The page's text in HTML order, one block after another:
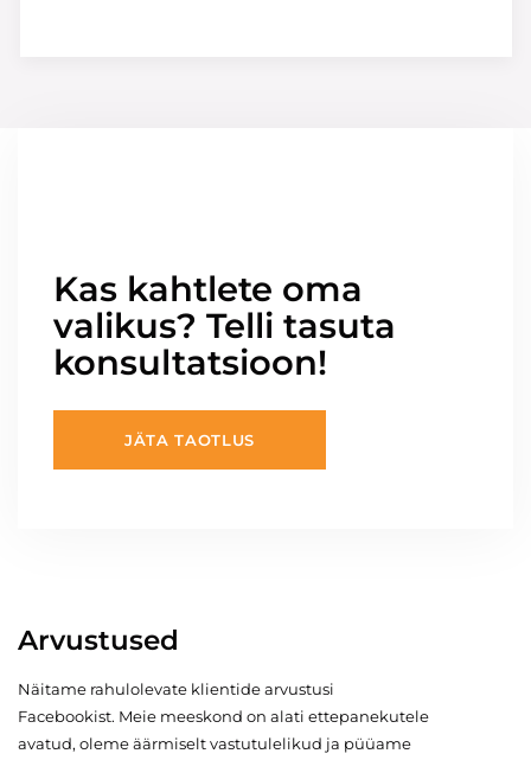
Kas kahtlete oma
valikus? Telli tasuta
konsultatsioon!
JÄTA TAOTLUS
Arvustused
Näitame rahulolevate klientide arvustusi
Facebookist. Meie meeskond on alati ettepanekutele
avatud, oleme äärmiselt vastutulelikud ja püüame